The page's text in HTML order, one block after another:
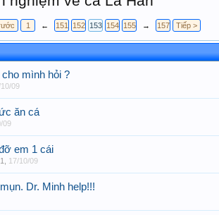
1 ← 151 152 153 154 155 → 157 Tiếp >
mình hỏi ?
09
ăn cá
09
em 1 cái
17/10/09
Dr. Minh help!!!